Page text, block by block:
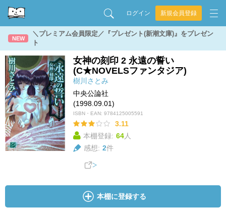
ログイン 新規会員登録
NEW
＼プレミアム会員限定／『プレゼント(新潮文庫)』をプレゼン
ト
女神の刻印 2 永遠の誓い
(C★NOVELSファンタジア)
樹川さとみ
中央公論社
(1998.09.01)
ISBN・EAN: 9784125005591
3.11
本棚登録: 64人
感想: 2件
本棚に登録する